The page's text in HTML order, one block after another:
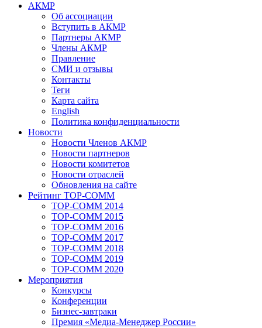
АКМР
Об ассоциации
Вступить в АКМР
Партнеры АКМР
Члены АКМР
Правление
СМИ и отзывы
Контакты
Теги
Карта сайта
English
Политика конфиденциальности
Новости
Новости Членов АКМР
Новости партнеров
Новости комитетов
Новости отраслей
Обновления на сайте
Рейтинг TOP-COMM
TOP-COMM 2014
TOP-COMM 2015
TOP-COMM 2016
TOP-COMM 2017
TOP-COMM 2018
TOP-COMM 2019
TOP-COMM 2020
Мероприятия
Конкурсы
Конференции
Бизнес-завтраки
Премия «Медиа-Менеджер России»